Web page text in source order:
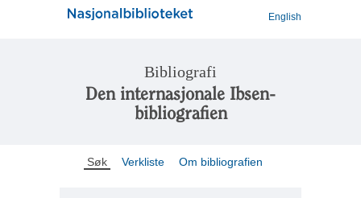
English
Bibliografi
Den internasjonale Ibsen-
bibliografien
Søk Verkliste Om bibliografien